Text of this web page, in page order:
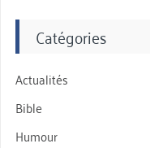
Catégories
Actualités
Bible
Humour